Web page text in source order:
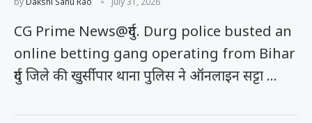
CG Prime News@दुर्ग. Durg police busted an
online betting gang operating from Bihar
दुर्ग जिले की खुर्सीपार थाना पुलिस ने ऑनलाइन सट्टा …